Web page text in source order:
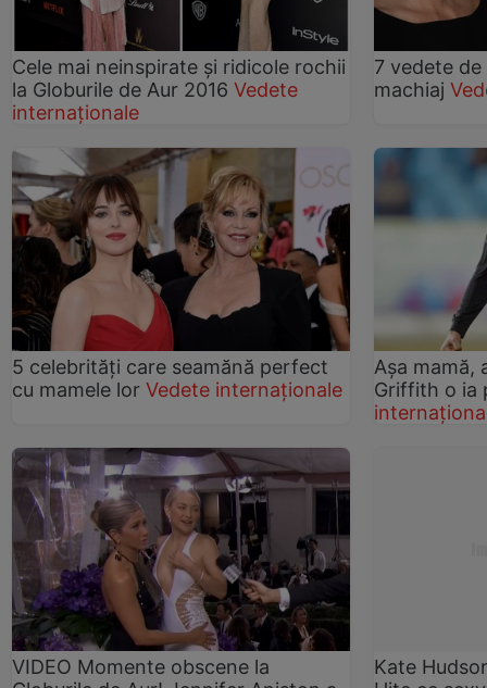
Cele mai neinspirate și ridicole rochii
la Globurile de Aur 2016 Vedete
internaționale
7 vedete
machiaj
5 celebrităţi care seamănă perfect
cu mamele lor Vedete internaționale
Aşa mamă,
Griffith o ia
VIDEO Momente obscene la
Kate